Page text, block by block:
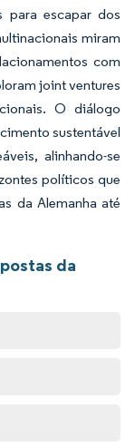
para escapar dos
miram
com
joint ventures
O diálogo
sustentável
alinhando-se
políticos que
da Alemanha até
da